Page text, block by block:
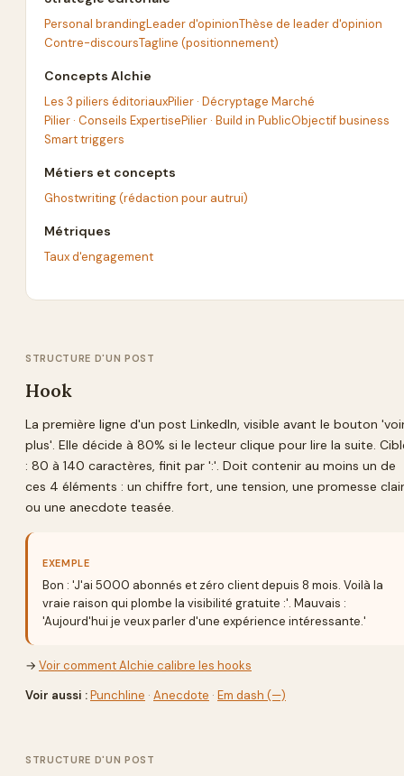
Personal brandingLeader d'opinionThèse de leader d'opinion
Contre-discoursTagline (positionnement)
Concepts Alchie
Les 3 piliers éditoriauxPilier · Décryptage Marché
Pilier · Conseils ExpertisePilier · Build in PublicObjectif business
Smart triggers
Métiers et concepts
Ghostwriting (rédaction pour autrui)
Métriques
Taux d'engagement
STRUCTURE D'UN POST
Hook
La première ligne d'un post LinkedIn, visible avant le bouton
plus'. Elle décide à 80% si le lecteur clique pour lire la suite.
: 80 à 140 caractères, finit par ':'. Doit contenir au moins un de
ces 4 éléments : un chiffre fort, une tension, une promesse
ou une anecdote teasée.
EXEMPLE
Bon : 'J'ai 5000 abonnés et zéro client depuis 8 mois. Voilà la
vraie raison qui plombe la visibilité gratuite :'. Mauvais :
'Aujourd'hui je veux parler d'une expérience intéressante.'
→ Voir comment Alchie calibre les hooks
Voir aussi :Punchline · Anecdote · Em dash (—)
STRUCTURE D'UN POST